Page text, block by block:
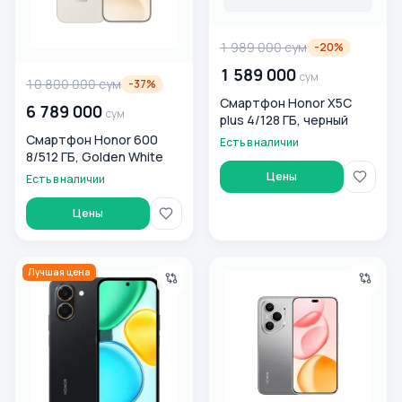
10 800 000сум -37%
6 789 000 сум
Смартфон Honor 600
8/512 ГБ, Golden White
Есть в наличии
Цены
1 989 000сум -20%
1 589 000 сум
Смартфон Honor X5C
plus 4/128 ГБ, черный
Есть в наличии
Цены
Смартфон Honor X7e 6/128 ГБ, Midnight Black
Лучшая цена